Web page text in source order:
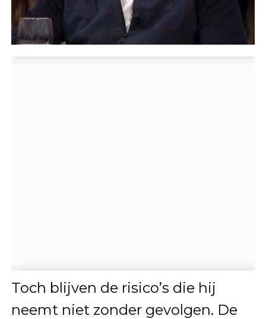
Toch blijven de risico’s die hij
neemt niet zonder gevolgen. De